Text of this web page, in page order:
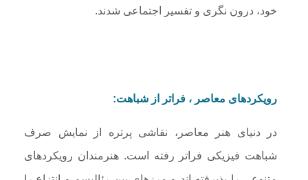
خود، درون نگری و تفسیر اجتماعی شدند.
رویکردهای معاصر ، فراتر از شباهت:
در دنیای هنر معاصر، نقاشی پرتره از نمایش صرف
شباهت فیزیکی فراتر رفته است. هنرمندان رویکردهای